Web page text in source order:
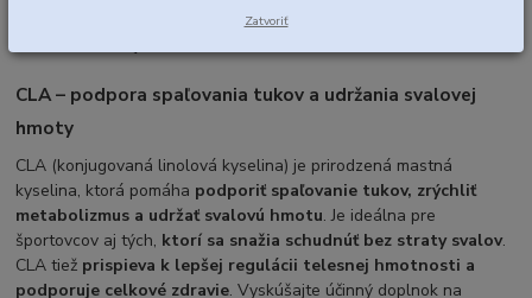
CLA – podpora spaľovania tukov a udržania svalovej
hmoty
CLA (konjugovaná linolová kyselina) je prirodzená mastná
kyselina, ktorá pomáha podporiť spaľovanie tukov, zrýchliť
metabolizmus a udržať svalovú hmotu. Je ideálna pre
športovcov aj tých, ktorí sa snažia schudnúť bez straty svalov.
CLA tiež prispieva k lepšej regulácii telesnej hmotnosti a
podporuje celkové zdravie. Vyskúšajte účinný doplnok na
Zatvoriť